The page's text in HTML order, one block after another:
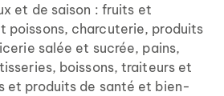
et de saison : fruits et
poissons, charcuterie, produits
salée et sucrée, pains,
boissons, traiteurs et
et produits de santé et bien-